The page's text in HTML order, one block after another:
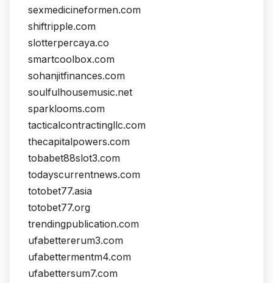
sexmedicineformen.com
shiftripple.com
slotterpercaya.co
smartcoolbox.com
sohanjitfinances.com
soulfulhousemusic.net
sparklooms.com
tacticalcontractingllc.com
thecapitalpowers.com
tobabet88slot3.com
todayscurrentnews.com
totobet77.asia
totobet77.org
trendingpublication.com
ufabettererum3.com
ufabettermentm4.com
ufabettersum7.com